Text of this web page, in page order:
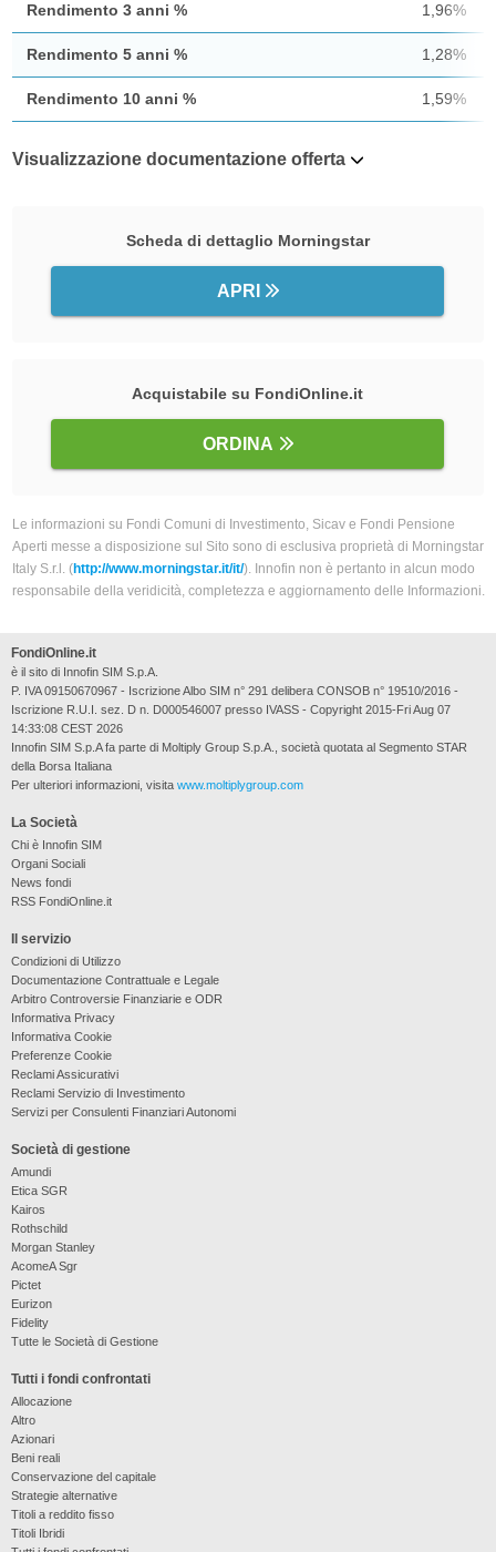
Rendimento 3 anni % 1,96%
Rendimento 5 anni % 1,28%
Rendimento 10 anni % 1,59%
Visualizzazione documentazione offerta
Scheda di dettaglio Morningstar
APRI
Acquistabile su FondiOnline.it
ORDINA
Le informazioni su Fondi Comuni di Investimento, Sicav e Fondi Pensione
Aperti messe a disposizione sul Sito sono di esclusiva proprietà di Morningstar
Italy S.r.l. (http://www.morningstar.it/it/). Innofin non è pertanto in alcun modo
responsabile della veridicità, completezza e aggiornamento delle Informazioni.
La Società
Chi è Innofin SIM
Organi Sociali
News fondi
RSS FondiOnline.it
Il servizio
Condizioni di Utilizzo
Documentazione Contrattuale e Legale
Arbitro Controversie Finanziarie e ODR
Informativa Privacy
Informativa Cookie
Preferenze Cookie
Reclami Assicurativi
Reclami Servizio di Investimento
Servizi per Consulenti Finanziari Autonomi
Società di gestione
Amundi
Etica SGR
Kairos
Rothschild
Morgan Stanley
AcomeA Sgr
Pictet
Eurizon
Fidelity
Tutte le Società di Gestione
Tutti i fondi confrontati
Allocazione
Altro
Azionari
Beni reali
Conservazione del capitale
Strategie alternative
Titoli a reddito fisso
Titoli Ibridi
FondiOnline.it
è il sito di Innofin SIM S.p.A.
P. IVA 09150670967 - Iscrizione Albo SIM n° 291 delibera CONSOB n° 19510/2016 -
Iscrizione R.U.I. sez. D n. D000546007 presso IVASS - Copyright 2015-Fri Aug 07
14:33:08 CEST 2026
Innofin SIM S.p.A fa parte di Moltiply Group S.p.A., società quotata al Segmento STAR
della Borsa Italiana
Per ulteriori informazioni, visita www.moltiplygroup.com